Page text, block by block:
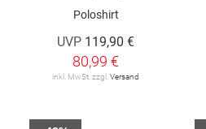
Poloshirt
UVP 119,90 €
80,99 €
inkl. MwSt. zzgl.Versand